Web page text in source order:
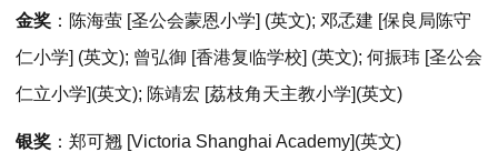
金奖 ：陈海萤 [圣公会蒙恩小学] (英文); 邓孞建 [保良局陈守
仁小学] (英文); 曾弘御 [香港复临学校] (英文); 何振玮 [圣公会
仁立小学](英文); 陈靖宏 [荔枝角天主教小学](英文)
银奖 ：郑可翘 [Victoria Shanghai Academy](英文)